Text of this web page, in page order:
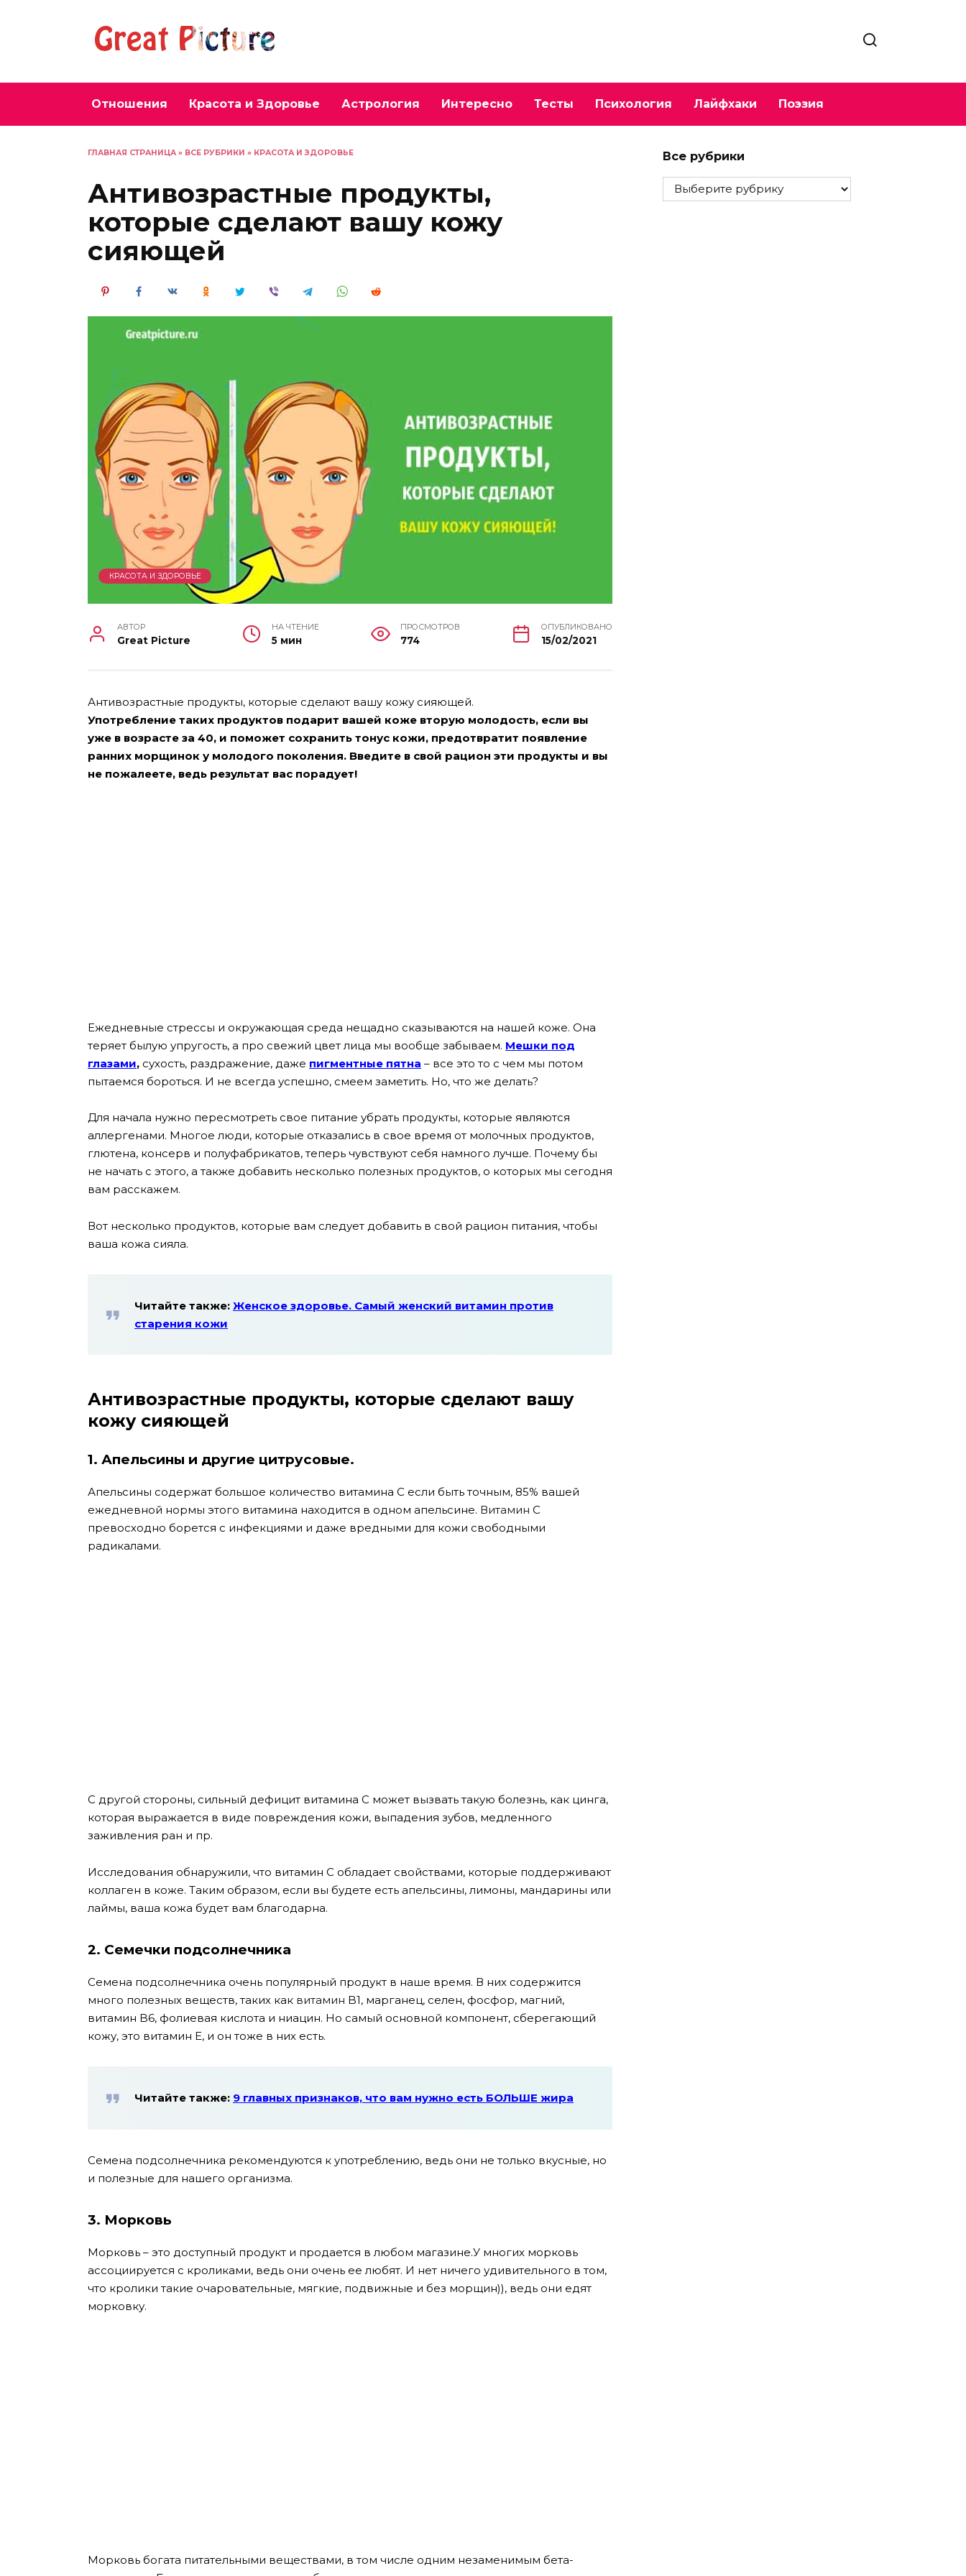
Отношения Красота и Здоровье Астрология Интересно Тесты Психология Лайфхаки Поэзия
ГЛАВНАЯ СТРАНИЦА » ВСЕ РУБРИКИ » КРАСОТА И ЗДОРОВЬЕ
Антивозрастные продукты,
которые сделают вашу кожу
сияющей
КРАСОТА И ЗДОРОВЬЕ
АВТОР
Great Picture
НА ЧТЕНИЕ
5 мин
ПРОСМОТРОВ
774
ОПУБЛИКОВАНО
15/02/2021
Антивозрастные продукты, которые сделают вашу кожу сияющей.
Употребление таких продуктов подарит вашей коже вторую молодость, если вы
уже в возрасте за 40, и поможет сохранить тонус кожи, предотвратит появление
ранних морщинок у молодого поколения. Введите в свой рацион эти продукты и вы
не пожалеете, ведь результат вас порадует!
Ежедневные стрессы и окружающая среда нещадно сказываются на нашей коже. Она
теряет былую упругость, а про свежий цвет лица мы вообще забываем. Мешки под
глазами, сухость, раздражение, даже пигментные пятна – все это то с чем мы потом
пытаемся бороться. И не всегда успешно, смеем заметить. Но, что же делать?
Для начала нужно пересмотреть свое питание убрать продукты, которые являются
аллергенами. Многое люди, которые отказались в свое время от молочных продуктов,
глютена, консерв и полуфабрикатов, теперь чувствуют себя намного лучше. Почему бы
не начать с этого, а также добавить несколько полезных продуктов, о которых мы сегодня
вам расскажем.
Вот несколько продуктов, которые вам следует добавить в свой рацион питания, чтобы
ваша кожа сияла.
Читайте также: Женское здоровье. Самый женский витамин против
старения кожи
Антивозрастные продукты, которые сделают вашу
кожу сияющей
1. Апельсины и другие цитрусовые.
Апельсины содержат большое количество витамина С если быть точным, 85% вашей
ежедневной нормы этого витамина находится в одном апельсине. Витамин C
превосходно борется с инфекциями и даже вредными для кожи свободными
радикалами.
С другой стороны, сильный дефицит витамина С может вызвать такую болезнь, как цинга,
которая выражается в виде повреждения кожи, выпадения зубов, медленного
заживления ран и пр.
Исследования обнаружили, что витамин С обладает свойствами, которые поддерживают
коллаген в коже. Таким образом, если вы будете есть апельсины, лимоны, мандарины или
лаймы, ваша кожа будет вам благодарна.
2. Семечки подсолнечника
Семена подсолнечника очень популярный продукт в наше время. В них содержится
много полезных веществ, таких как витамин B1, марганец, селен, фосфор, магний,
витамин B6, фолиевая кислота и ниацин. Но самый основной компонент, сберегающий
кожу, это витамин Е, и он тоже в них есть.
Читайте также: 9 главных признаков, что вам нужно есть БОЛЬШЕ жира
Семена подсолнечника рекомендуются к употреблению, ведь они не только вкусные, но
и полезные для нашего организма.
3. Морковь
Морковь – это доступный продукт и продается в любом магазине.У многих морковь
ассоциируется с кроликами, ведь они очень ее любят. И нет ничего удивительного в том,
что кролики такие очаровательные, мягкие, подвижные и без морщин)), ведь они едят
морковку.
Морковь богата питательными веществами, в том числе одним незаменимым бета-
Все рубрики
Все
рубрики